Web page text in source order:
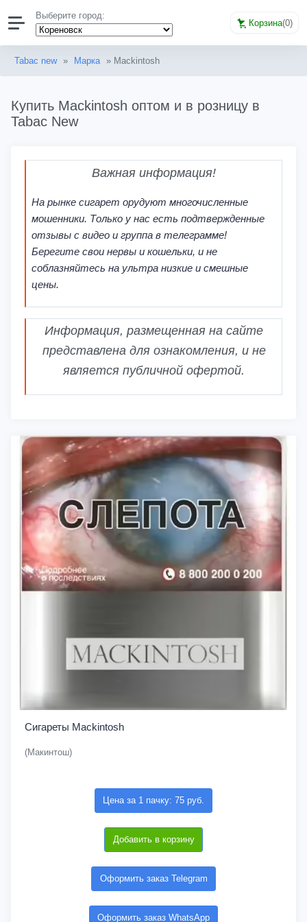
Выберите город:
Корзина(0)
Tabac new » Марка » Mackintosh
Купить Mackintosh оптом и в розницу в
Tabac New
Важная информация!
На рынке сигарет орудуют многочисленные
мошенники. Только у нас есть подтвержденные
отзывы с видео и группа в телеграмме!
Берегите свои нервы и кошельки, и не
соблазняйтесь на ультра низкие и смешные
цены.
Информация, размещенная на сайте
представлена для ознакомления, и не
является публичной офертой.
Сигареты Mackintosh
(Макинтош)
Цена за 1 пачку: 75 руб.
Добавить в корзину
Оформить заказ Telegram
Оформить заказ WhatsApp